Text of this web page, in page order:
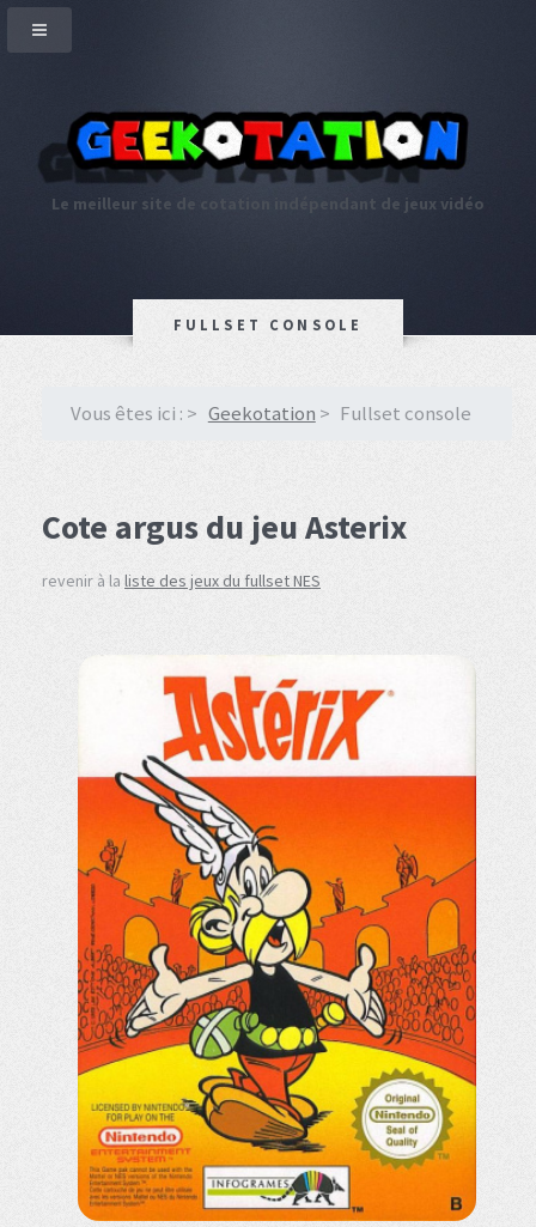
Le meilleur site de cotation indépendant de jeux vidéo
FULLSET CONSOLE
Vous êtes ici : Geekotation Fullset console
Cote argus du jeu Asterix
revenir à la liste des jeux du fullset NES